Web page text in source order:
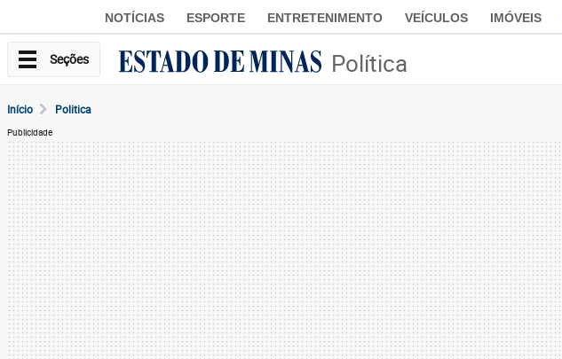
NOTÍCIAS ESPORTE ENTRETENIMENTO VEÍCULOS IMÓVEIS
Seções Política
Início Politica
Publicidade